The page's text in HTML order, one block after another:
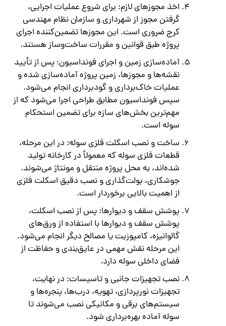
اخذ مجوزهای لازم: برای شروع عملیات اجرایی،
گرفتن مجوز از شهرداری و سازمان نظام مهندسی
کرج ضروری است. این مجوزها تضمین‌کننده اجرای
پروژه طبق قوانین و مقررات ساخت‌وساز هستند.
آماده‌سازی زمین و اجرای فونداسیون: پس از تأیید
نقشه‌ها و مجوزها، زمین پروژه آماده‌سازی شده و
عملیات خاک‌برداری و گودبرداری انجام می‌شود.
سپس فونداسیون مطابق طراحی اجرا می‌شود که از
مهم‌ترین بخش‌های سازه برای تضمین استحکام
سوله است.
ساخت و نصب اسکلت فلزی سوله: در این مرحله،
قطعات فلزی سوله که معمولاً در کارخانه تولید
شده‌اند، به محل پروژه منتقل و مونتاژ می‌شوند.
جوشکاری، بولت‌گذاری و نصب دقیق اسکلت فلزی
از اهمیت بالایی برخوردار است.
پوشش سقف و دیوارها: پس از نصب اسکلت،
پوشش سقف و دیوارها با استفاده از ورق‌های
گالوانیزه، کامپوزیت یا مصالح دیگر انجام می‌شود.
این مرحله نقش مهمی در عایق‌بندی و حفاظت از
فضای داخلی سوله دارد.
نصب تجهیزات جانبی و تاسیسات: در نهایت،
تجهیزات نورپردازی، تهویه، درب‌ها، پنجره‌ها و
سیستم‌های برقی و مکانیکی نصب می‌شوند تا
سوله آماده بهره‌برداری شود.